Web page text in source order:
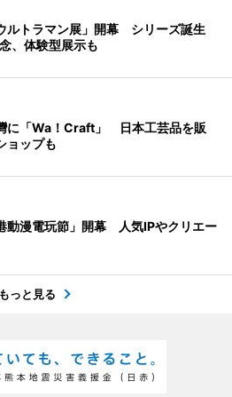
ルトラマン展」開幕 シリーズ誕生
、体験型展示も
に「Wa！Craft」 日本工芸品を販
ョップも
動漫電玩節」開幕 人気IPやクリエー
もっと見る